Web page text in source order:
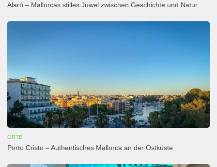
Alaró – Mallorcas stilles Juwel zwischen Geschichte und Natur
ORTE
Porto Cristo – Authentisches Mallorca an der Ostküste